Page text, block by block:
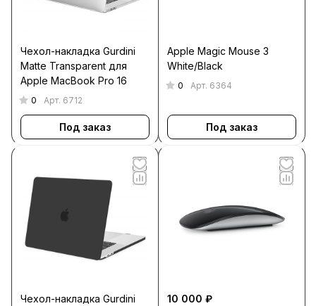
Чехол-накладка Gurdini
Matte Transparent для
Apple MacBook Pro 16
0 Арт. 6712
Под заказ
Apple Magic Mouse 3
White/Black
0 Арт. 6364
Под заказ
Чехол-накладка Gurdini
10 000 ₽